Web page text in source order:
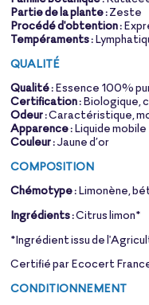
Partie de la plante :Zeste
Procédé d'obtention :
Tempéraments :
QUALITÉ
Qualité :Essence 100%
Certification :Biologique,
Odeur :Caractéristique,
Apparence :Liquide mobile
Couleur :Jaune d’or
COMPOSITION
Chémotype :Limonène,
Ingrédients :Citrus limon*
*Ingrédient issu de
Certifié par Ecocert
CONDITIONNEMENT